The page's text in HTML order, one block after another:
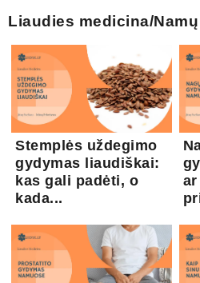
Liaudies medicina/
Stemplės uždegimo
gydymas liaudiškai:
kas gali padėti, o
kada...